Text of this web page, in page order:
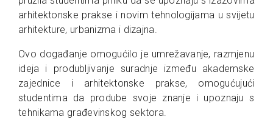
arhitektonske prakse i novim tehnologijama u svijetu
arhitekture, urbanizma i dizajna.
Ovo događanje omogućilo je umrežavanje, razmjenu
ideja i produbljivanje suradnje između akademske
zajednice i arhitektonske prakse, omogućujući
studentima da prodube svoje znanje i upoznaju s
tehnikama građevinskog sektora.